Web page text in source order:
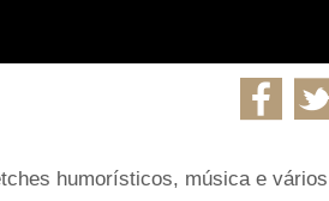
humorísticos, música e vários